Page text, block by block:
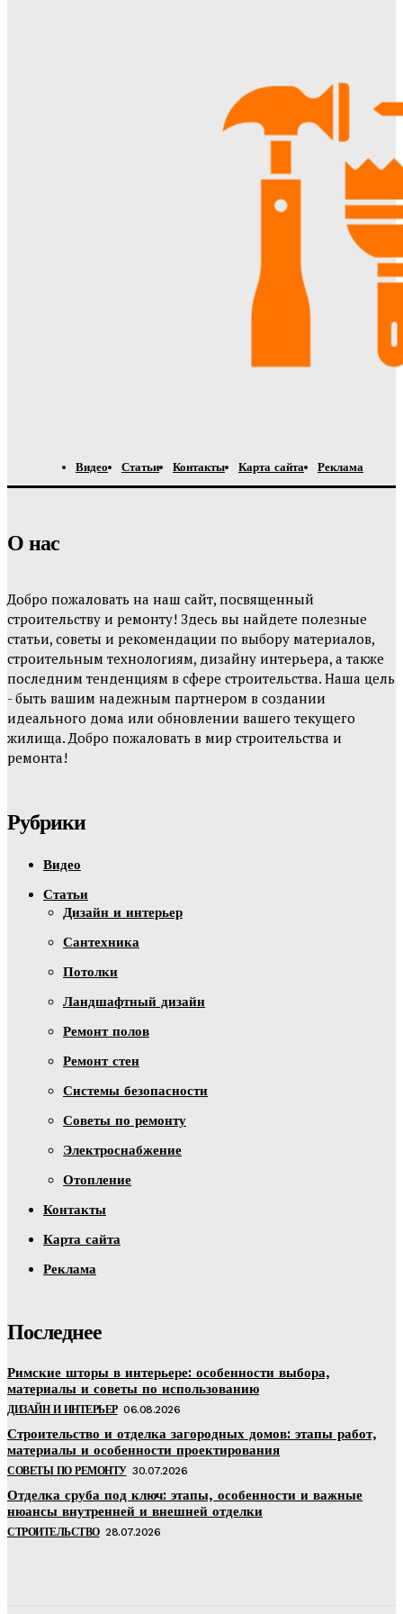
Видео Статьи Контакты Карта сайта Реклама
О нас
Добро пожаловать на наш сайт, посвященный
строительству и ремонту! Здесь вы найдете полезные
статьи, советы и рекомендации по выбору материалов,
строительным технологиям, дизайну интерьера, а также
последним тенденциям в сфере строительства. Наша цель
- быть вашим надежным партнером в создании
идеального дома или обновлении вашего текущего
жилища. Добро пожаловать в мир строительства и
ремонта!
Рубрики
Видео
Статьи
Дизайн и интерьер
Сантехника
Потолки
Ландшафтный дизайн
Ремонт полов
Ремонт стен
Системы безопасности
Советы по ремонту
Электроснабжение
Отопление
Контакты
Карта сайта
Реклама
Последнее
Римские шторы в интерьере: особенности выбора,
материалы и советы по использованию
ДИЗАЙН И ИНТЕРЬЕР 06.08.2026
Строительство и отделка загородных домов: этапы работ,
материалы и особенности проектирования
СОВЕТЫ ПО РЕМОНТУ 30.07.2026
Отделка сруба под ключ: этапы, особенности и важные
нюансы внутренней и внешней отделки
СТРОИТЕЛЬСТВО 28.07.2026